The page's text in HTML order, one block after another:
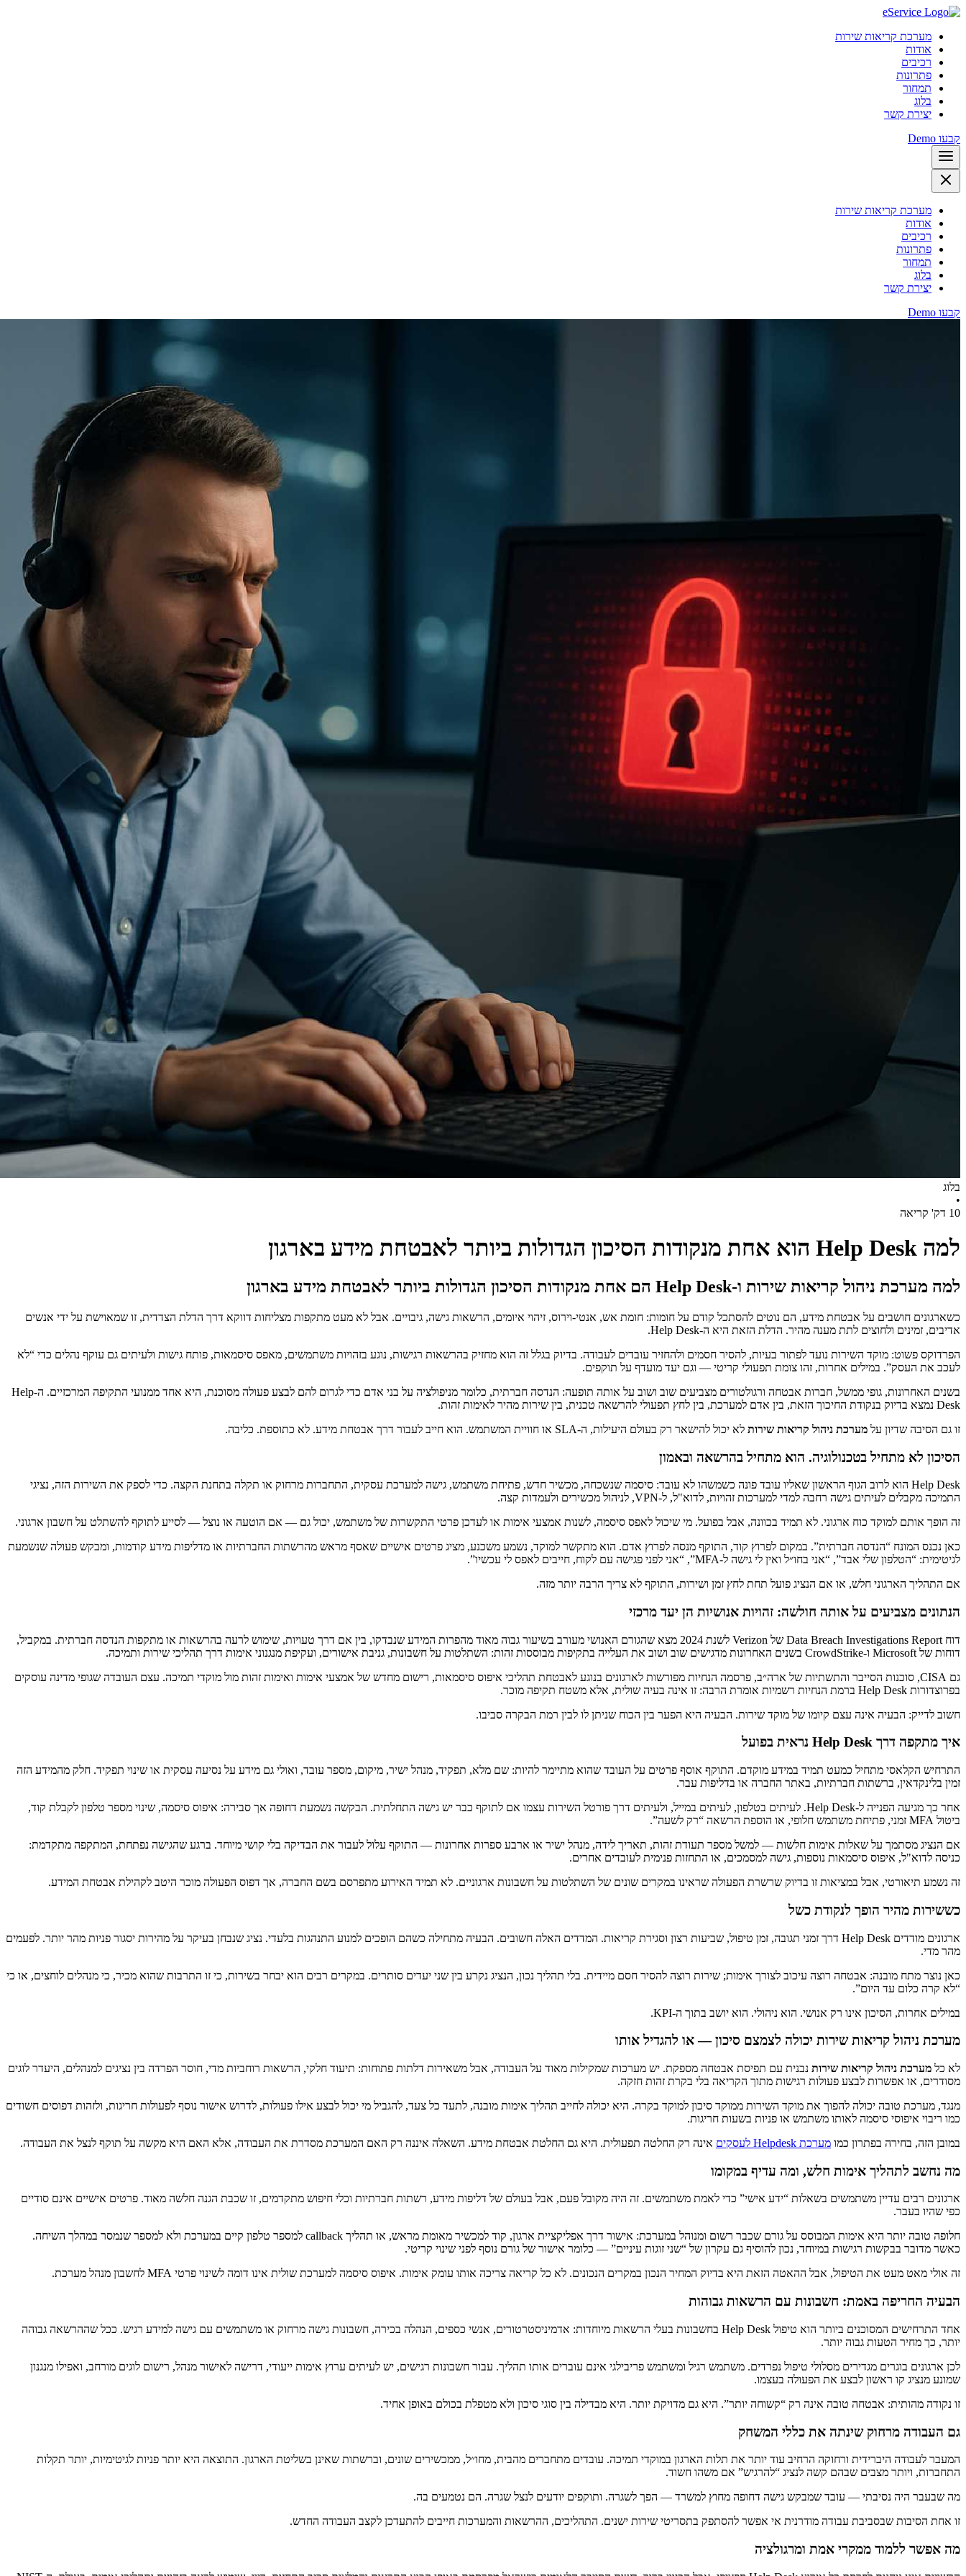
מערכת קריאות שירות
אודות
רכיבים
פתרונות
תמחור
בלוג
יצירת קשר
קבעו Demo
מערכת קריאות שירות
אודות
רכיבים
פתרונות
תמחור
בלוג
יצירת קשר
קבעו Demo
בלוג
•
10 דק' קריאה
למה Help Desk הוא אחת מנקודות הסיכון הגדולות ביותר לאבטחת מידע בארגון
למה מערכת ניהול קריאות שירות ו-Help Desk הם אחת מנקודות הסיכון הגדולות ביותר לאבטחת מידע בארגון
כשארגונים חושבים על אבטחת מידע, הם נוטים להסתכל קודם על חומות: חומת אש, אנטי-וירוס, זיהוי איומים, הרשאות גישה, גיבויים. אבל לא מעט מתקפות מצליחות דווקא דרך הדלת הצדדית, זו שמאוישת על ידי אנשים
אדיבים, זמינים ולחוצים לתת מענה מהיר. הדלת הזאת היא ה-Help Desk.
הפרדוקס פשוט: מוקד השירות נועד לפתור בעיות, להסיר חסמים ולהחזיר עובדים לעבודה. בדיוק בגלל זה הוא מחזיק בהרשאות רגישות, נוגע בזהויות משתמשים, מאפס סיסמאות, פותח גישות ולעיתים גם עוקף נהלים כדי “לא
לעכב את העסק”. במילים אחרות, זהו צומת תפעולי קריטי — וגם יעד מועדף על תוקפים.
בשנים האחרונות, גופי ממשל, חברות אבטחה ורגולטורים מצביעים שוב ושוב על אותה תופעה: הנדסה חברתית, כלומר מניפולציה על בני אדם כדי לגרום להם לבצע פעולה מסוכנת, היא אחד ממנועי התקיפה המרכזיים. ה-Help
Desk נמצא בדיוק בנקודת החיכוך הזאת, בין אדם למערכת, בין לחץ תפעולי להרשאה טכנית, בין שירות מהיר לאימות זהות.
זו גם הסיבה שדיון על מערכת ניהול קריאות שירות לא יכול להישאר רק בעולם היעילות, ה-SLA או חוויית המשתמש. הוא חייב לעבור דרך אבטחת מידע. לא כתוספת. כליבה.
הסיכון לא מתחיל בטכנולוגיה. הוא מתחיל בהרשאה ובאמון
Help Desk הוא לרוב הגוף הראשון שאליו עובד פונה כשמשהו לא עובד: סיסמה שנשכחה, מכשיר חדש, פתיחת משתמש, גישה למערכת עסקית, התחברות מרחוק או תקלה בתחנת הקצה. כדי לספק את השירות הזה, נציגי
התמיכה מקבלים לעיתים גישה רחבה למדי למערכות זהויות, לדוא"ל, ל-VPN, לניהול מכשירים ולעמדות קצה.
זה הופך אותם למוקד כוח ארגוני. לא תמיד בכוונה, אבל בפועל. מי שיכול לאפס סיסמה, לשנות אמצעי אימות או לעדכן פרטי התקשרות של משתמש, יכול גם — אם הוטעה או נוצל — לסייע לתוקף להשתלט על חשבון ארגוני.
כאן נכנס המונח “הנדסה חברתית”. במקום לפרוץ קוד, התוקף מנסה לפרוץ אדם. הוא מתקשר למוקד, נשמע משכנע, מציג פרטים אישיים שאסף מראש מהרשתות החברתיות או מדליפות מידע קודמות, ומבקש פעולה שנשמעת
לגיטימית: “הטלפון שלי אבד”, “אני בחו״ל ואין לי גישה ל-MFA”, “אני לפני פגישה עם לקוח, חייבים לאפס לי עכשיו”.
אם התהליך הארגוני חלש, או אם הנציג פועל תחת לחץ זמן ושירות, התוקף לא צריך הרבה יותר מזה.
הנתונים מצביעים על אותה חולשה: זהויות אנושיות הן יעד מרכזי
דוח Data Breach Investigations Report של Verizon לשנת 2024 מצא שהגורם האנושי מעורב בשיעור גבוה מאוד מהפרות המידע שנבדקו, בין אם דרך טעויות, שימוש לרעה בהרשאות או מתקפות הנדסה חברתית. במקביל,
דוחות של Microsoft ו-CrowdStrike בשנים האחרונות מדגישים שוב ושוב את העלייה בתקיפות מבוססות זהות: השתלטות על חשבונות, גניבת אישורים, ועקיפת מנגנוני אימות דרך תהליכי שירות ותמיכה.
גם CISA, סוכנות הסייבר והתשתיות של ארה״ב, פרסמה הנחיות מפורשות לארגונים בנוגע לאבטחת תהליכי איפוס סיסמאות, רישום מחדש של אמצעי אימות ואימות זהות מול מוקדי תמיכה. עצם העובדה שגופי מדינה עוסקים
בפרוצדורות Help Desk ברמת הנחיות רשמיות אומרת הרבה: זו אינה בעיה שולית, אלא משטח תקיפה מוכר.
חשוב לדייק: הבעיה אינה עצם קיומו של מוקד שירות. הבעיה היא הפער בין הכוח שניתן לו לבין רמת הבקרה סביבו.
איך מתקפה דרך Help Desk נראית בפועל
התרחיש הקלאסי מתחיל כמעט תמיד במידע מוקדם. התוקף אוסף פרטים על העובד שהוא מתיימר להיות: שם מלא, תפקיד, מנהל ישיר, מיקום, מספר עובד, ואולי גם מידע על נסיעה עסקית או שינוי תפקיד. חלק מהמידע הזה
זמין בלינקדאין, ברשתות חברתיות, באתר החברה או בדליפות עבר.
אחר כך מגיעה הפנייה ל-Help Desk. לעיתים בטלפון, לעיתים במייל, ולעיתים דרך פורטל השירות עצמו אם לתוקף כבר יש גישה התחלתית. הבקשה נשמעת דחופה אך סבירה: איפוס סיסמה, שינוי מספר טלפון לקבלת קוד,
ביטול MFA זמני, פתיחת משתמש חלופי, או הוספת הרשאה “רק לשעה”.
אם הנציג מסתמך על שאלות אימות חלשות — למשל מספר תעודת זהות, תאריך לידה, מנהל ישיר או ארבע ספרות אחרונות — התוקף עלול לעבור את הבדיקה בלי קושי מיוחד. ברגע שהגישה נפתחת, המתקפה מתקדמת:
כניסה לדוא"ל, איפוס סיסמאות נוספות, גישה למסמכים, או התחזות פנימית לעובדים אחרים.
זה נשמע תיאורטי, אבל במציאות זו בדיוק שרשרת הפעולה שראינו במקרים שונים של השתלטות על חשבונות ארגוניים. לא תמיד האירוע מתפרסם בשם החברה, אך דפוס הפעולה מוכר היטב לקהילת אבטחת המידע.
כששירות מהיר הופך לנקודת כשל
ארגונים מודדים Help Desk דרך זמני תגובה, זמן טיפול, שביעות רצון וסגירת קריאות. המדדים האלה חשובים. הבעיה מתחילה כשהם הופכים למנוע התנהגות בלעדי. נציג שנבחן בעיקר על מהירות יסגור פניות מהר יותר. לפעמים
מהר מדי.
כאן נוצר מתח מובנה: אבטחה רוצה עיכוב לצורך אימות; שירות רוצה להסיר חסם מיידית. בלי תהליך נכון, הנציג נקרע בין שני יעדים סותרים. במקרים רבים הוא יבחר בשירות, כי זו התרבות שהוא מכיר, כי מנהלים לוחצים, או כי
“לא קרה כלום עד היום”.
במילים אחרות, הסיכון אינו רק אנושי. הוא ניהולי. הוא יושב בתוך ה-KPI.
מערכת ניהול קריאות שירות יכולה לצמצם סיכון — או להגדיל אותו
לא כל מערכת ניהול קריאות שירות נבנית עם תפיסת אבטחה מספקת. יש מערכות שמקילות מאוד על העבודה, אבל משאירות דלתות פתוחות: תיעוד חלקי, הרשאות רוחביות מדי, חוסר הפרדה בין נציגים למנהלים, היעדר לוגים
מסודרים, או אפשרות לבצע פעולות רגישות מתוך הקריאה בלי בקרת זהות חזקה.
מנגד, מערכת טובה יכולה להפוך את מוקד השירות ממוקד סיכון למוקד בקרה. היא יכולה לחייב תהליך אימות מובנה, לתעד כל צעד, להגביל מי יכול לבצע אילו פעולות, לדרוש אישור נוסף לפעולות חריגות, ולזהות דפוסים חשודים
כמו ריבוי איפוסי סיסמה לאותו משתמש או פניות בשעות חריגות.
במובן הזה, בחירה בפתרון כמו מערכת Helpdesk לעסקים אינה רק החלטה תפעולית. היא גם החלטת אבטחת מידע. השאלה איננה רק האם המערכת מסדרת את העבודה, אלא האם היא מקשה על תוקף לנצל את העבודה.
מה נחשב לתהליך אימות חלש, ומה עדיף במקומו
ארגונים רבים עדיין משתמשים בשאלות “ידע אישי” כדי לאמת משתמשים. זה היה מקובל פעם, אבל בעולם של דליפות מידע, רשתות חברתיות וכלי חיפוש מתקדמים, זו שכבת הגנה חלשה מאוד. פרטים אישיים אינם סודיים
כפי שהיו בעבר.
חלופה טובה יותר היא אימות המבוסס על גורם שכבר רשום ומנוהל במערכת: אישור דרך אפליקציית ארגון, קוד למכשיר מאומת מראש, או תהליך callback למספר טלפון קיים במערכת ולא למספר שנמסר במהלך השיחה.
כאשר מדובר בבקשות רגישות במיוחד, נכון להוסיף גם עקרון של “שני זוגות עיניים” — כלומר אישור של גורם נוסף לפני שינוי קריטי.
זה אולי מאט מעט את הטיפול, אבל ההאטה הזאת היא בדיוק המחיר הנכון במקרים הנכונים. לא כל קריאה צריכה אותו עומק אימות. איפוס סיסמה למערכת שולית אינו דומה לשינוי פרטי MFA לחשבון מנהל מערכת.
הבעיה החריפה באמת: חשבונות עם הרשאות גבוהות
אחד התרחישים המסוכנים ביותר הוא טיפול Help Desk בחשבונות בעלי הרשאות מיוחדות: אדמיניסטרטורים, אנשי כספים, הנהלה בכירה, חשבונות גישה מרחוק או משתמשים עם גישה למידע רגיש. ככל שההרשאה גבוהה
יותר, כך מחיר הטעות גבוה יותר.
לכן ארגונים בוגרים מגדירים מסלולי טיפול נפרדים. משתמש רגיל ומשתמש פריבילגי אינם עוברים אותו תהליך. עבור חשבונות רגישים, יש לעיתים ערוץ אימות ייעודי, דרישה לאישור מנהל, רישום לוגים מורחב, ואפילו מנגנון
שמונע מנציג קו ראשון לבצע את הפעולה בעצמו.
זו נקודה מהותית: אבטחה טובה אינה רק “קשוחה יותר”. היא גם מדויקת יותר. היא מבדילה בין סוגי סיכון ולא מטפלת בכולם באופן אחיד.
גם העבודה מרחוק שינתה את כללי המשחק
המעבר לעבודה היברידית ורחוקה הרחיב עוד יותר את תלות הארגון במוקדי תמיכה. עובדים מתחברים מהבית, מחו״ל, ממכשירים שונים, וברשתות שאינן בשליטת הארגון. התוצאה היא יותר פניות לגיטימיות, יותר תקלות
התחברות, ויותר מצבים שבהם קשה לנציג “להרגיש” אם משהו חשוד.
מה שבעבר היה נסיבתי — עובד שמבקש גישה דחופה מחוץ למשרד — הפך לשגרה. ותוקפים יודעים לנצל שגרה. הם נטמעים בה.
זו אחת הסיבות שבסביבת עבודה מודרנית אי אפשר להסתפק בתסריטי שירות ישנים. התהליכים, ההרשאות והמערכות חייבים להתעדכן לקצב העבודה החדש.
מה אפשר ללמוד ממקרי אמת ומרגולציה